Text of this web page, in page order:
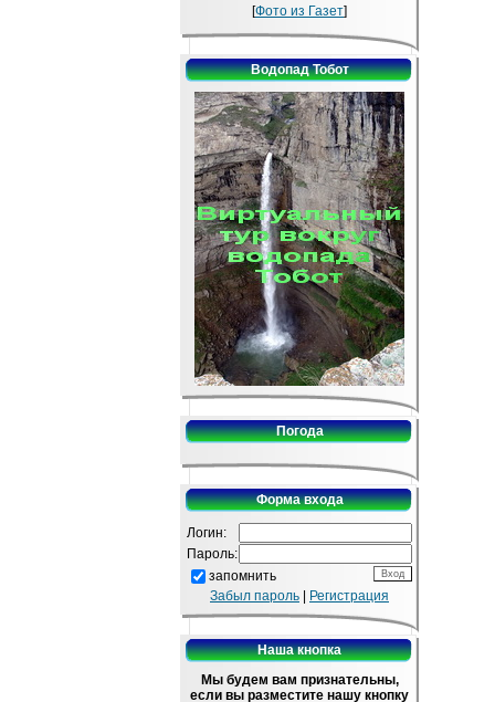
[Фото из Газет]
Водопад Тобот
Погода
Форма входа
Логин:
Пароль:
запомнить
Забыл пароль
Регистрация
Наша кнопка
Мы будем вам признательны,
если вы разместите нашу кнопку